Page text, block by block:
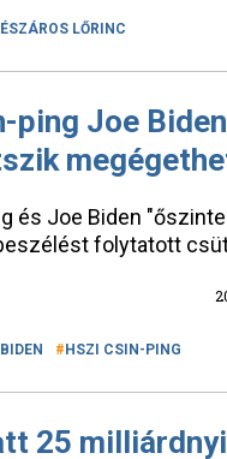
LŐRINC
ping Joe
és Joe Biden
folytatott
HSZI CSIN-PING
25 milliárdnyi